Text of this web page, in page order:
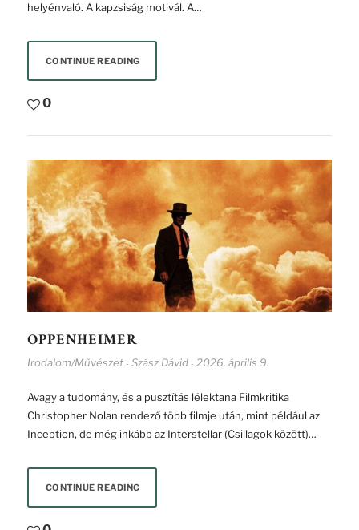
helyénvaló. A kapzsiság motivál. A…
CONTINUE READING
0
OPPENHEIMER
Irodalom/Művészet - Szász Dávid - 2026. április 9.
Avagy a tudomány, és a pusztítás lélektana Filmkritika
Christopher Nolan rendező több filmje után, mint például az
Inception, de még inkább az Interstellar (Csillagok között)…
CONTINUE READING